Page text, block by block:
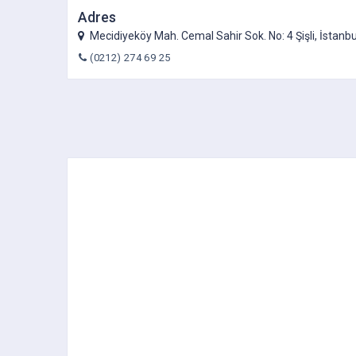
Adres
Mecidiyeköy Mah. Cemal Sahir Sok. No: 4 Şişli,
(0212) 274 69 25